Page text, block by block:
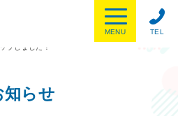
TEL
MENU
プしました！
知らせ